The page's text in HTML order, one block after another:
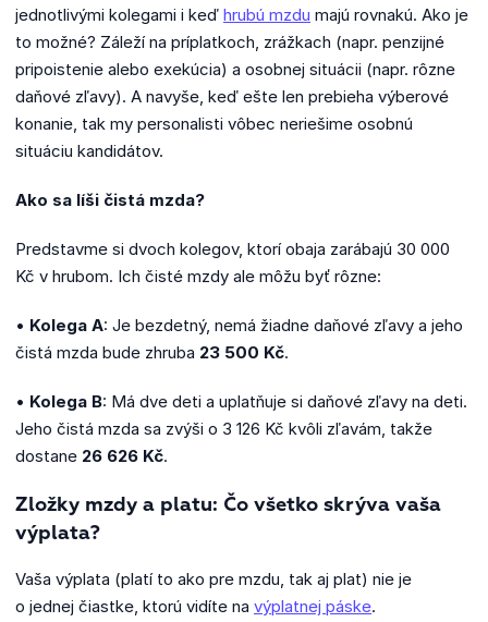
jednotlivými kolegami i keď hrubú mzdu majú rovnakú. Ako je
to možné? Záleží na príplatkoch, zrážkach (napr. penzijné
pripoistenie alebo exekúcia) a osobnej situácii (napr. rôzne
daňové zľavy). A navyše, keď ešte len prebieha výberové
konanie, tak my personalisti vôbec neriešime osobnú
situáciu kandidátov.
Ako sa líši čistá mzda?
Predstavme si dvoch kolegov, ktorí obaja zarábajú 30 000
Kč v hrubom. Ich čisté mzdy ale môžu byť rôzne:
• Kolega A: Je bezdetný, nemá žiadne daňové zľavy a jeho
čistá mzda bude zhruba 23 500 Kč.
• Kolega B: Má dve deti a uplatňuje si daňové zľavy na deti.
Jeho čistá mzda sa zvýši o 3 126 Kč kvôli zľavám, takže
dostane 26 626 Kč.
Zložky mzdy a platu: Čo všetko skrýva vaša
výplata?
Vaša výplata (platí to ako pre mzdu, tak aj plat) nie je
o jednej čiastke, ktorú vidíte na výplatnej páske.